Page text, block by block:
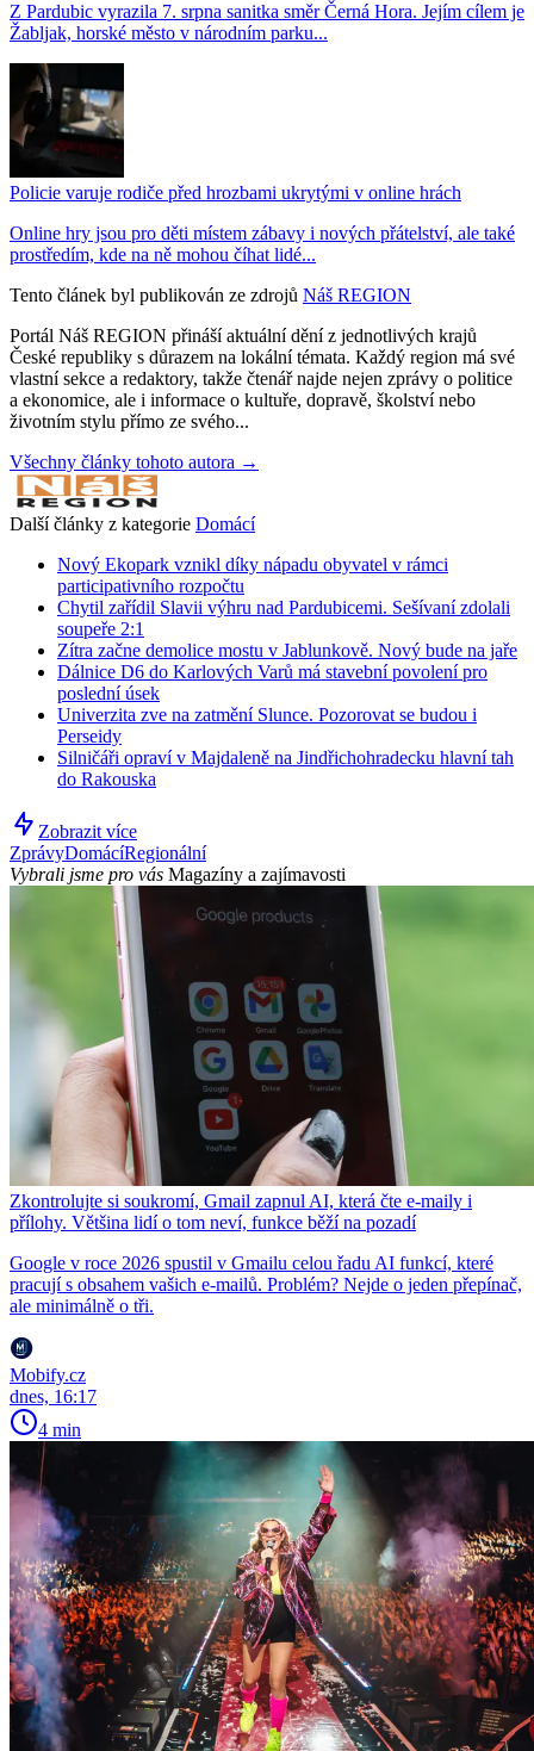
Z Pardubic vyrazila 7. srpna sanitka směr Černá Hora. Jejím cílem je
Žabljak, horské město v národním parku...
Policie varuje rodiče před hrozbami ukrytými v online hrách
Online hry jsou pro děti místem zábavy i nových přátelství, ale také
prostředím, kde na ně mohou číhat lidé...
Tento článek byl publikován ze zdrojů Náš REGION
Portál Náš REGION přináší aktuální dění z jednotlivých krajů
České republiky s důrazem na lokální témata. Každý region má své
vlastní sekce a redaktory, takže čtenář najde nejen zprávy o politice
a ekonomice, ale i informace o kultuře, dopravě, školství nebo
životním stylu přímo ze svého...
Všechny články tohoto autora →
Další články z kategorie Domácí
Nový Ekopark vznikl díky nápadu obyvatel v rámci
participativního rozpočtu
Chytil zařídil Slavii výhru nad Pardubicemi. Sešívaní zdolali
soupeře 2:1
Zítra začne demolice mostu v Jablunkově. Nový bude na jaře
Dálnice D6 do Karlových Varů má stavební povolení pro
poslední úsek
Univerzita zve na zatmění Slunce. Pozorovat se budou i
Perseidy
Silničáři opraví v Majdaleně na Jindřichohradecku hlavní tah
do Rakouska
Zobrazit více
ZprávyDomácíRegionální
Vybrali jsme pro vás Magazíny a zajímavosti
Zkontrolujte si soukromí, Gmail zapnul AI, která čte e-maily i
přílohy. Většina lidí o tom neví, funkce běží na pozadí
Google v roce 2026 spustil v Gmailu celou řadu AI funkcí, které
pracují s obsahem vašich e-mailů. Problém? Nejde o jeden přepínač,
ale minimálně o tři.
Mobify.cz
dnes, 16:17
4 min